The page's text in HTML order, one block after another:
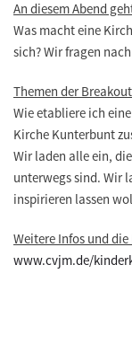
An diesem Abend
Was macht eine
sich? Wir fragen
Themen der
Wie etabliere ich
Kirche Kunterbunt
Wir laden alle ein,
unterwegs sind. Wir
inspirieren lassen
Weitere Infos und
www.cvjm.de/